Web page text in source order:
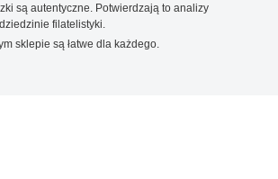
są autentyczne. Potwierdzają to analizy
filatelistyki.
sklepie są łatwe dla każdego.